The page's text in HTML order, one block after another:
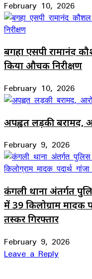
February 10, 2026
बगहा एसपी रामानंद
किया औचक निरीक्षण
February 10, 2026
अपह्वत लड़की बरामद,
February 9, 2026
कंगली थाना अंतर्गत
में 39 किलोग्राम मादक
तस्कर गिरफ्तार
February 9, 2026
Leave a Reply